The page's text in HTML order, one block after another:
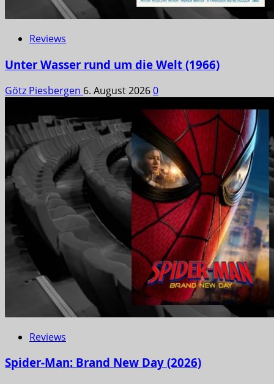
Reviews
Unter Wasser rund um die Welt (1966)
Götz Piesbergen 6. August 20260
Reviews
Spider-Man: Brand New Day (2026)